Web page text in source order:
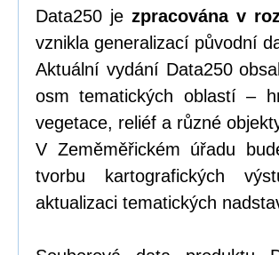
Data250 je zpracována v
vznikla generalizací původní
Aktuální vydání Data250
osm tematických oblastí –
vegetace, reliéf a různé
V Zeměměřickém úřadu
tvorbu kartografických
aktualizaci tematických